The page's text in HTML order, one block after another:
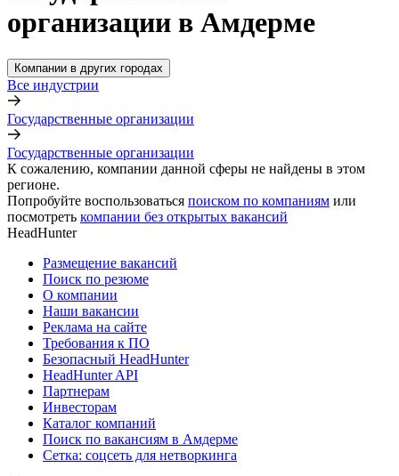
организации в Амдерме
Компании в других городах
Все индустрии
Государственные организации
Государственные организации
К сожалению, компании данной сферы не найдены в этом
регионе.
Попробуйте воспользоваться поиском по компаниям или
посмотреть компании без открытых вакансий
HeadHunter
Размещение вакансий
Поиск по резюме
О компании
Наши вакансии
Реклама на сайте
Требования к ПО
Безопасный HeadHunter
HeadHunter API
Партнерам
Инвесторам
Каталог компаний
Поиск по вакансиям в Амдерме
Сетка: соцсеть для нетворкинга